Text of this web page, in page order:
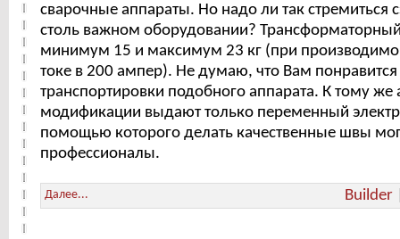
сварочные аппараты. Но надо ли так стремиться
столь важном оборудовании? Трансформаторный
минимум 15 и максимум 23 кг (при
токе в 200 ампер). Не думаю, что Вам понравится
транспортировки подобного аппарата. К тому же
модификации выдают только переменный
помощью которого делать качественные швы
профессионалы.
Далее... Builder